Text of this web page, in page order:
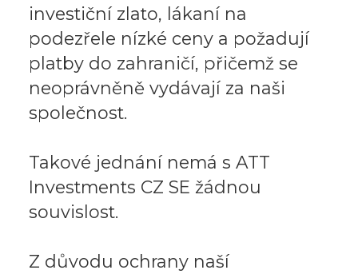
investiční zlato, lákaní na
podezřele nízké ceny a požadují
platby do zahraničí, přičemž se
neoprávněně vydávají za naši
společnost.
Takové jednání nemá s ATT
Investments CZ SE žádnou
souvislost.
Z důvodu ochrany naší